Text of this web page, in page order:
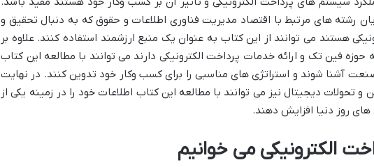
رشته های مرتبط با اقتصاد مدیریت فناوری اطلاعات و حقوق که به دنبال تحقیق و
هستند می توانند از این کتاب به عنوان یک منبع ارزشمند استفاده کنند. علاوه بر
حوزه فین تک و ارائه خدمات پرداخت الکترونیکی دارند می توانند با مطالعه این کتاب
آشنا شوند و استراتژی های مناسبی را برای کسب وکار خود تدوین کنند. در نهایت
و تحولات دیجیتال نیز می توانند با مطالعه این کتاب اطلاعات خود را در زمینه یکی از
های روز دنیا افزایش دهند.
الکترونیکی می خوانیم